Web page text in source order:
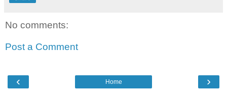
No comments:
Post a Comment
‹ ›
Home